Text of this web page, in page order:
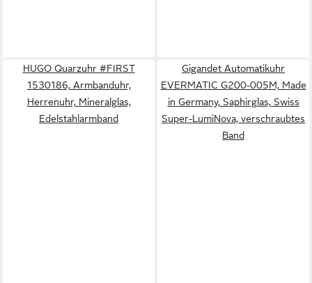
HUGO Quarzuhr #FIRST
1530186, Armbanduhr,
Herrenuhr, Mineralglas,
Edelstahlarmband
Gigandet Automatikuhr
EVERMATIC G200-005M, Made
in Germany, Saphirglas, Swiss
Super-LumiNova, verschraubtes
Band